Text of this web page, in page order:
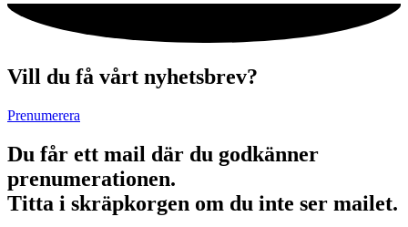
Vill du få vårt nyhetsbrev?
Prenumerera
Du får ett mail där du godkänner
prenumerationen.
Titta i skräpkorgen om du inte ser mailet.